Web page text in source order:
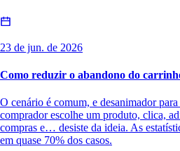
23 de jun. de 2026
Como reduzir o abandono do
O cenário é comum, e desanimador
comprador escolhe um produto, clica,
compras e… desiste da ideia. As
em quase 70% dos casos.